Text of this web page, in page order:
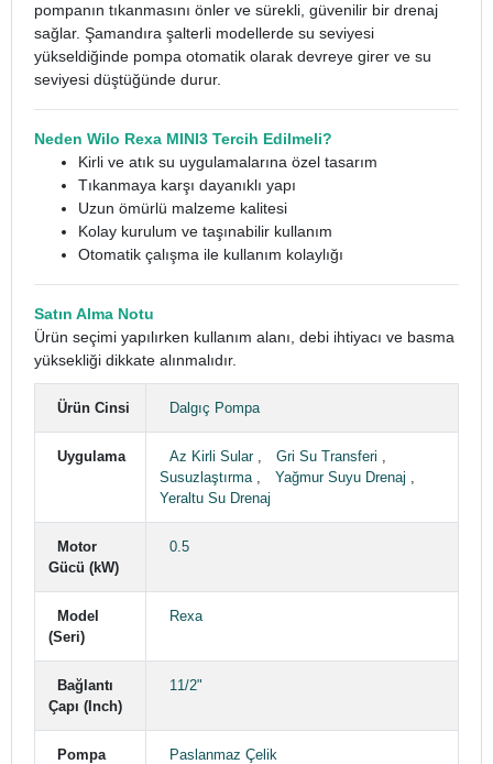
pompanın tıkanmasını önler ve sürekli, güvenilir bir drenaj
sağlar. Şamandıra şalterli modellerde su seviyesi
yükseldiğinde pompa otomatik olarak devreye girer ve su
seviyesi düştüğünde durur.
Neden Wilo Rexa MINI3 Tercih Edilmeli?
Kirli ve atık su uygulamalarına özel tasarım
Tıkanmaya karşı dayanıklı yapı
Uzun ömürlü malzeme kalitesi
Kolay kurulum ve taşınabilir kullanım
Otomatik çalışma ile kullanım kolaylığı
Satın Alma Notu
Ürün seçimi yapılırken kullanım alanı, debi ihtiyacı ve basma
yüksekliği dikkate alınmalıdır.
Ürün Cinsi Dalgıç Pompa
Uygulama Az Kirli Sular, Gri Su Transferi ,
Susuzlaştırma, Yağmur Suyu Drenaj ,
Yeraltu Su Drenaj
Motor
Gücü (kW)
0.5
Model
(Seri)
Rexa
Bağlantı
Çapı (Inch)
11/2"
Pompa
Paslanmaz Çelik